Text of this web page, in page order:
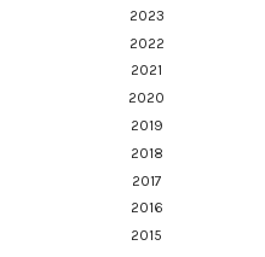
2023
2022
2021
2020
2019
2018
2017
2016
2015